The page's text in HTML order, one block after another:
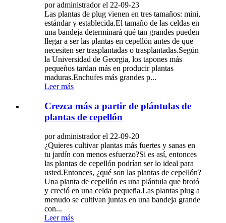
por administrador el 22-09-23
Las plantas de plug vienen en tres tamaños: mini,
estándar y establecida.El tamaño de las celdas en
una bandeja determinará qué tan grandes pueden
llegar a ser las plantas en cepellón antes de que
necesiten ser trasplantadas o trasplantadas.Según
la Universidad de Georgia, los tapones más
pequeños tardan más en producir plantas
maduras.Enchufes más grandes p...
Leer más
Crezca más a partir de plántulas de
plantas de cepellón
por administrador el 22-09-20
¿Quieres cultivar plantas más fuertes y sanas en
tu jardín con menos esfuerzo?Si es así, entonces
las plantas de cepellón podrían ser lo ideal para
usted.Entonces, ¿qué son las plantas de cepellón?
Una planta de cepellón es una plántula que brotó
y creció en una celda pequeña.Las plantas plug a
menudo se cultivan juntas en una bandeja grande
con...
Leer más